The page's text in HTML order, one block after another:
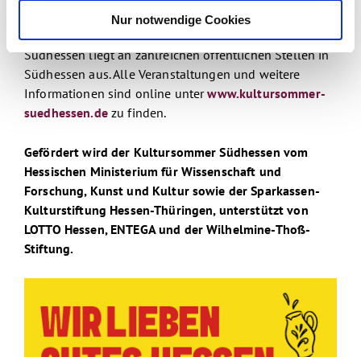
Nur notwendige Cookies
Der Veranstaltungskalender des Kultursommers
Südhessen liegt an zahlreichen öffentlichen Stellen in
Südhessen aus. Alle Veranstaltungen und weitere
Informationen sind online unterwww.kultursommer-
suedhessen.dezu finden.
Gefördert wird der Kultursommer Südhessen vom
Hessischen Ministerium für Wissenschaft und
Forschung, Kunst und Kultur sowie der Sparkassen-
Kulturstiftung Hessen-Thüringen, unterstützt von
LOTTO Hessen, ENTEGA und der Wilhelmine-Thoß-
Stiftung.